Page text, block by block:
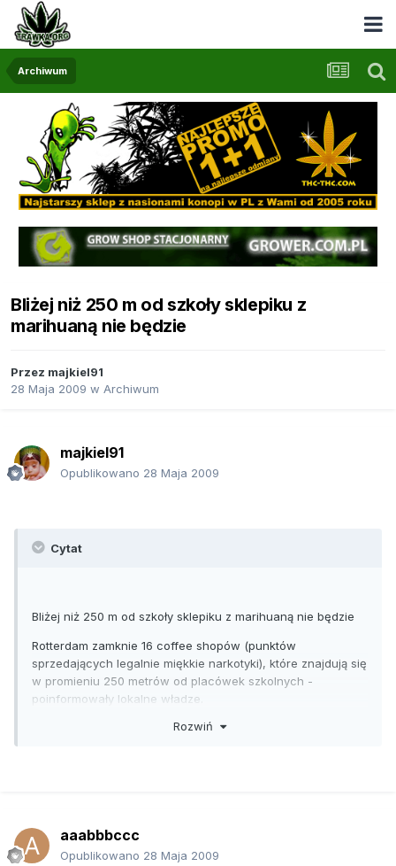
Archiwum
Bliżej niż 250 m od szkoły sklepiku z
marihuaną nie będzie
Przez majkiel91
28 Maja 2009 w Archiwum
majkiel91
Opublikowano 28 Maja 2009
Cytat
Bliżej niż 250 m od szkoły sklepiku z marihuaną nie będzie
Rotterdam zamknie 16 coffee shopów (punktów
sprzedających legalnie miękkie narkotyki), które znajdują się
w promieniu 250 metrów od placówek szkolnych -
poinformowały lokalne władze.
- Decyzja dotyczy 16 sklepów rozlokowanych w pobliżu
konsumpcji tzw. miękkich narkotyków młodzież i chronić
"najsłabsze grupy".
Rozwiń
aaabbbccc
Opublikowano 28 Maja 2009